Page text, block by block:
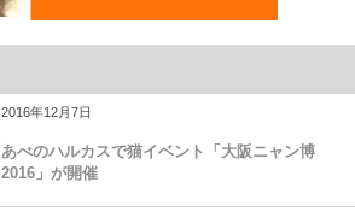
2016年12月7日
あべのハルカスで猫イベント「大阪ニャン博
2016」が開催